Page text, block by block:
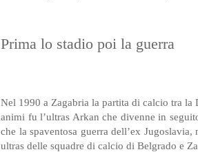
Prima lo stadio poi la guerra
Nel 1990 a Zagabria la partita di calcio tra
animi fu l’ultras Arkan che divenne in
che la spaventosa guerra dell’ex
ultras delle squadre di calcio di Belgrado e